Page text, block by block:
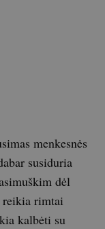
menkesnės
susiduria
dėl
rimtai
kalbėti su